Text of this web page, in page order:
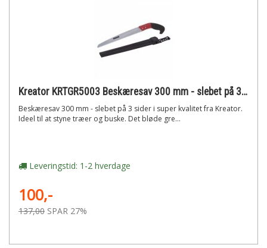
Kreator KRTGR5003 Beskæresav 300 mm - slebet på 3 sider
Beskæresav 300 mm - slebet på 3 sider i super kvalitet fra Kreator.
Ideel til at styne træer og buske. Det bløde gre...
Leveringstid: 1-2 hverdage
100,-
137,00 SPAR 27%